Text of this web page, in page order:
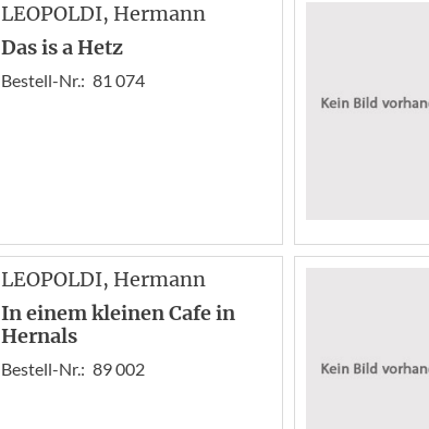
LEOPOLDI, Hermann
Das is a Hetz
Bestell-Nr.: 81 074
LEOPOLDI, Hermann
In einem kleinen Cafe in
Hernals
Bestell-Nr.: 89 002